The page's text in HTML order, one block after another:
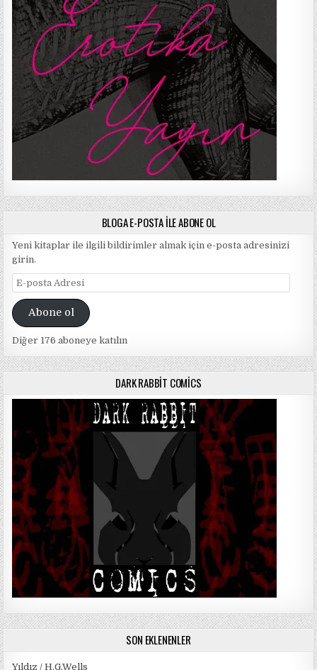
BLOGA E-POSTA ILE ABONE OL
Yeni kitaplar ile ilgili bildirimler almak için e-posta adresinizi
girin.
E-
posta
AdresiAbone ol
Diğer 176 aboneye katılın
DARK RABBIT COMICS
SON EKLENENLER
Yıldız / H.G.Wells